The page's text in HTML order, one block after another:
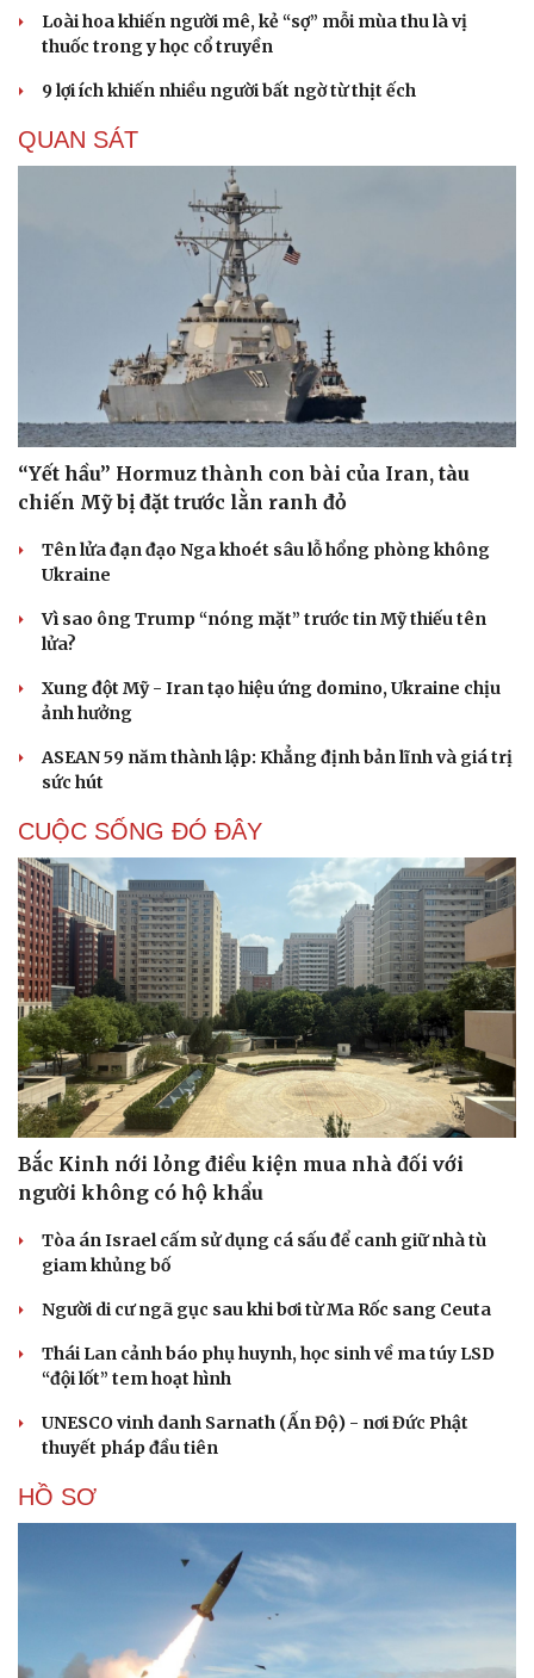
Cải chính
Loài hoa khiến người mê, kẻ “sợ” mỗi mùa thu là vị
thuốc trong y học cổ truyền
9 lợi ích khiến nhiều người bất ngờ từ thịt ếch
QUAN SÁT
“Yết hầu” Hormuz thành con bài của Iran, tàu
chiến Mỹ bị đặt trước lằn ranh đỏ
Tên lửa đạn đạo Nga khoét sâu lỗ hổng phòng không
Ukraine
Vì sao ông Trump “nóng mặt” trước tin Mỹ thiếu tên
lửa?
Xung đột Mỹ - Iran tạo hiệu ứng domino, Ukraine chịu
ảnh hưởng
ASEAN 59 năm thành lập: Khẳng định bản lĩnh và giá trị
sức hút
CUỘC SỐNG ĐÓ ĐÂY
Bắc Kinh nới lỏng điều kiện mua nhà đối với
người không có hộ khẩu
Tòa án Israel cấm sử dụng cá sấu để canh giữ nhà tù
giam khủng bố
Người di cư ngã gục sau khi bơi từ Ma Rốc sang Ceuta
Thái Lan cảnh báo phụ huynh, học sinh về ma túy LSD
“đội lốt” tem hoạt hình
UNESCO vinh danh Sarnath (Ấn Độ) - nơi Đức Phật
thuyết pháp đầu tiên
HỒ SƠ